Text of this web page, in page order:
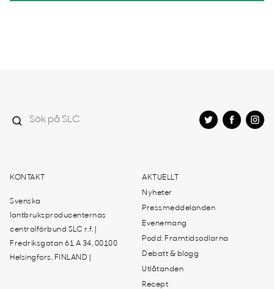
KONTAKT
Svenska
lantbruksproducenternas
centralförbund SLC r.f. |
Fredriksgatan 61 A 34, 00100
Helsingfors, FINLAND |
AKTUELLT
Nyheter
Pressmeddelanden
Evenemang
Podd: Framtidsodlarna
Debatt & blogg
Utlåtanden
Recept